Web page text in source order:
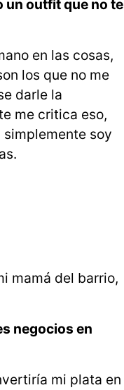
un outfit que no te
en las cosas,
los que no me
darle la
me critica eso,
simplemente soy
mamá del barrio,
negocios en
mi plata en